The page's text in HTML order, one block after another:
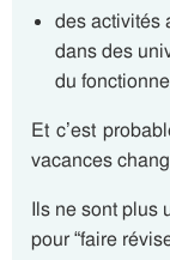
des activités
dans des
du
Et c’est
vacances
Ils ne sont plus
pour “faire